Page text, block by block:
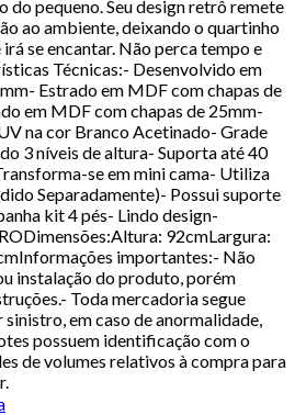
do pequeno. Seu design retrô remete
ao ambiente, deixando o quartinho
se encantar. Não perca tempo e
Técnicas:- Desenvolvido em
Estrado em MDF com chapas de
em MDF com chapas de 25mm-
na cor Branco Acetinado- Grade
3 níveis de altura- Suporta até 40
se em mini cama- Utiliza
Separadamente)- Possui suporte
kit 4 pés- Lindo design-
92cmLargura:
importantes:- Não
instalação do produto, porém
Toda mercadoria segue
em caso de anormalidade,
possuem identificação com o
de volumes relativos à compra para